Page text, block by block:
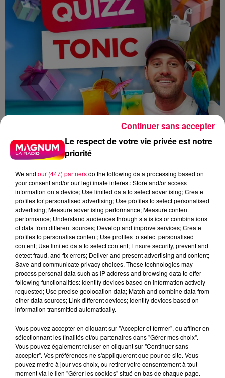
MAGNUM LA RADIO
MAGNUM DRIVE
QUIZZ TONIC
VOSGES
RAMBERVILLERS
NATHAN SLAMA
QUIZZ TONIC avec Johanna de Rambervillers
(11/05)
0:00 3 min 21 sec
Le respect de votre vie privée est notre
priorité
We and our (447) partnersdo the following data processing based on
your consent and/or our legitimate interest: Store and/or access
information on a device; Use limited data to select advertising; Create
profiles for personalised advertising; Use profiles to select personalised
advertising; Measure advertising performance; Measure content
performance; Understand audiences through statistics or combinations
of data from different sources; Develop and improve services; Create
profiles to personalise content; Use profiles to select personalised
content; Use limited data to select content; Ensure security, prevent and
detect fraud, and fix errors; Deliver and present advertising and content;
Save and communicate privacy choices. These technologies may
process personal data such as IP address and browsing data to offer
following functionalities: Identify devices based on information actively
requested; Use precise geolocation data; Match and combine data from
other data sources; Link different devices; Identify devices based on
information transmitted automatically.
Vous pouvez accepter en cliquant sur "Accepter et fermer", ou affiner en
sélectionnant les finalités et/ou partenaires dans "Gérer mes choix".
Vous pouvez également refuser en cliquant sur "Continuer sans
accepter". Vos préférences ne s'appliqueront que pour ce site. Vous
pouvez mettre à jour vos choix, ou retirer votre consentement à tout
moment via le lien "Gérer les cookies" situé en bas de chaque page.
Continuer sans accepter